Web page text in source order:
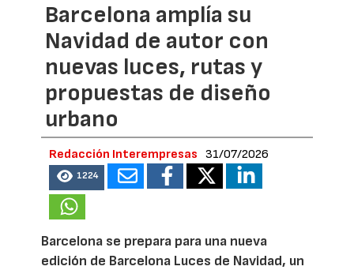
Barcelona amplía su
Navidad de autor con
nuevas luces, rutas y
propuestas de diseño
urbano
Redacción Interempresas 31/07/2026
1224
Barcelona se prepara para una nueva
edición de Barcelona Luces de Navidad, un